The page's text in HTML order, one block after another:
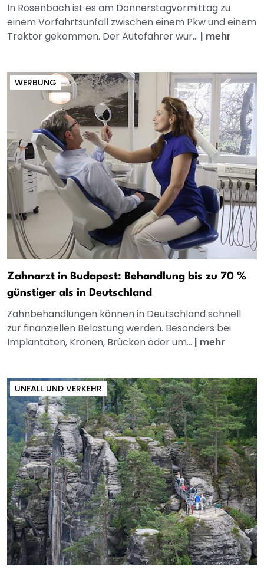
In Rosenbach ist es am Donnerstagvormittag zu
einem Vorfahrtsunfall zwischen einem Pkw und einem
Traktor gekommen. Der Autofahrer wur... | mehr
WERBUNG
Zahnarzt in Budapest: Behandlung bis zu 70 %
günstiger als in Deutschland
Zahnbehandlungen können in Deutschland schnell
zur finanziellen Belastung werden. Besonders bei
Implantaten, Kronen, Brücken oder um... | mehr
UNFALL UND VERKEHR